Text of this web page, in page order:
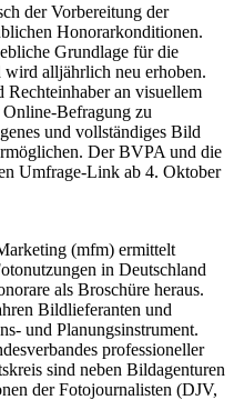
der Vorbereitung der
Honorarkonditionen.
Grundlage für die
alljährlich neu erhoben.
an visuellem
Befragung zu
und vollständiges Bild
Der BVPA und die
Umfrage-Link ab 4. Oktober
(mfm) ermittelt
in Deutschland
als Broschüre heraus.
Bildlieferanten und
und Planungsinstrument.
professioneller
sind neben Bildagenturen
der Fotojournalisten (DJV,